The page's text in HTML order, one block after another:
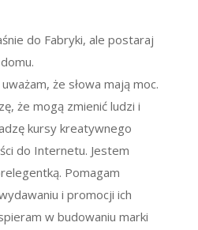
do Fabryki, ale postaraj
że słowa mają moc.
że mogą zmienić ludzi i
kursy kreatywnego
do Internetu. Jestem
Pomagam
i promocji ich
w budowaniu marki